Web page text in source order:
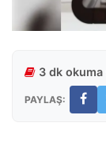
3 dk
PAYLAŞ: